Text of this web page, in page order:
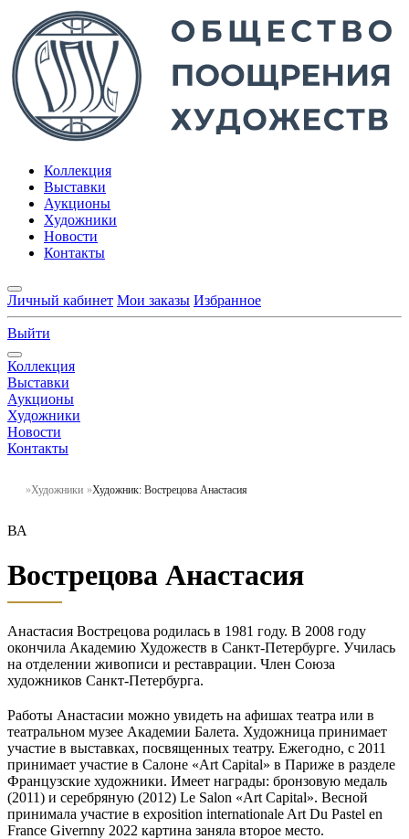
Коллекция
Выставки
Аукционы
Художники
Новости
Контакты
Личный кабинет Мои заказы Избранное
Выйти
Коллекция
Выставки
Аукционы
Художники
Новости
Контакты
Художники Художник: Вострецова Анастасия
ВА
Вострецова Анастасия
Анастасия Вострецова родилась в 1981 году. В 2008 году
окончила Академию Художеств в Санкт-Петербурге. Училась
на отделении живописи и реставрации. Член Союза
художников Санкт-Петербурга.
Работы Анастасии можно увидеть на афишах театра или в
театральном музее Академии Балета. Художница принимает
участие в выставках, посвященных театру. Ежегодно, с 2011
принимает участие в Салоне «Art Capital» в Париже в разделе
Французские художники. Имеет награды: бронзовую медаль
(2011) и серебряную (2012) Le Salon «Art Capital». Весной
принимала участие в exposition internationale Art Du Pastel en
France Givernny 2022 картина заняла второе место.